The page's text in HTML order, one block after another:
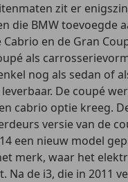
zit er
die BMW toevoegde
Cabrio en de Gran
als
nog als sedan of
De coupé
cabrio optie kreeg.
versie van de
een nieuw model
merk, waar het
Na de i3, die in 2011